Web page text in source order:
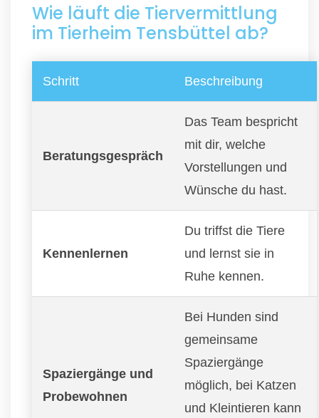
Wie läuft die Tiervermittlung
im Tierheim Tensbüttel ab?
Schritt Beschreibung
Beratungsgespräch
Das Team bespricht
mit dir, welche
Vorstellungen und
Wünsche du hast.
Kennenlernen
Du triffst die Tiere
und lernst sie in
Ruhe kennen.
Spaziergänge und
Probewohnen
Bei Hunden sind
gemeinsame
Spaziergänge
möglich, bei Katzen
und Kleintieren kann